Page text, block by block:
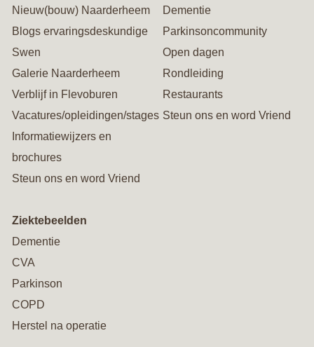
Nieuw(bouw) Naarderheem
Blogs ervaringsdeskundige
Swen
Galerie Naarderheem
Verblijf in Flevoburen
Vacatures/opleidingen/stages
Informatiewijzers en
brochures
Steun ons en word Vriend
Dementie
Parkinsoncommunity
Open dagen
Rondleiding
Restaurants
Steun ons en word Vriend
Ziektebeelden
Dementie
CVA
Parkinson
COPD
Herstel na operatie